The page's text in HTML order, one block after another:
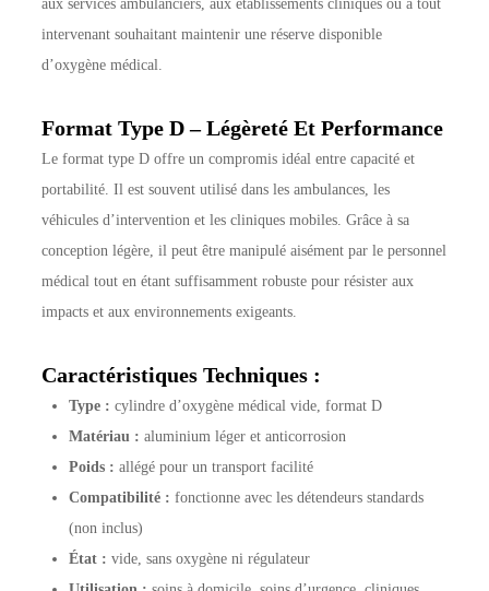
intervenant souhaitant maintenir une réserve disponible
d’oxygène médical.
Format Type D – Légèreté Et Performance
Le format type D offre un compromis idéal entre capacité et
portabilité. Il est souvent utilisé dans les ambulances, les
véhicules d’intervention et les cliniques mobiles. Grâce à sa
conception légère, il peut être manipulé aisément par le personnel
médical tout en étant suffisamment robuste pour résister aux
impacts et aux environnements exigeants.
Caractéristiques Techniques :
Type : cylindre d’oxygène médical vide, format D
Matériau : aluminium léger et anticorrosion
Poids : allégé pour un transport facilité
Compatibilité : fonctionne avec les détendeurs standards
(non inclus)
État : vide, sans oxygène ni régulateur